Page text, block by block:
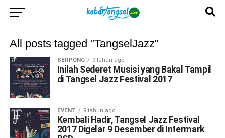
All posts tagged "TangselJazz"
SERPONG 9 tahun ago
Inilah Sederet Musisi yang Bakal Tampil
di Tangsel Jazz Festival 2017
EVENT 9 tahun ago
Kembali Hadir, Tangsel Jazz Festival
2017 Digelar 9 Desember di Intermark